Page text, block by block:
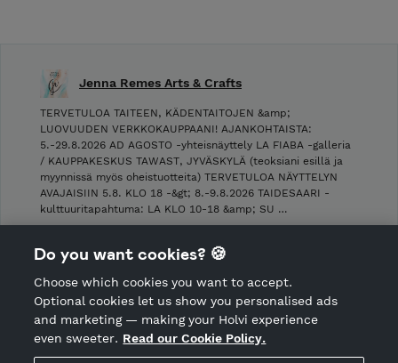
Hosted by Holvi
Jenna Remes Arts & Crafts
TERVETULOA TAITEEN, KÄDENTAITOJEN &amp;
LUOVUUDEN VERKKOKAUPPAANI! AJANKOHTAISTA:
5.-29.8.2026 AD AGOSTO -yhteisnäyttely LA FIABA -galleria
/ KAUPPAKESKUS TAWAST, JYVÄSKYLÄ (teoksiani esillä ja
myynnissä myös oheistuotteita) TERVETULOA NÄYTTELYN
AVAJAISIIN 5.8. KLO 18 -&gt; 8.-9.8.2026 TAIDESAARI -
kulttuuritapahtuma: LA KLO 10-18 &amp; SU …
Shop privacy policy
CANCEL ORDER
Do you want cookies? 🍪
Choose which cookies you want to accept.
Optional cookies let us show you personalised ads
and marketing — making your Holvi experience
even sweeter. Read our Cookie Policy.